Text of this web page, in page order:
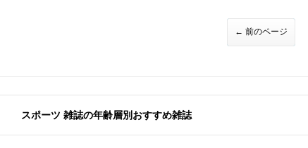
← 前のページ
スポーツ 雑誌の年齢層別おすすめ雑誌